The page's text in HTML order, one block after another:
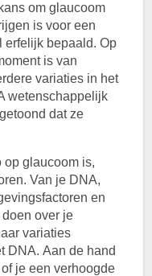
om glaucoom
is voor een
erfelijk bepaald. Op
is van
variaties in het
wetenschappelijk
dat ze
op glaucoom is,
Van je DNA,
en
over je
variaties
DNA. Aan de hand
je een verhoogde